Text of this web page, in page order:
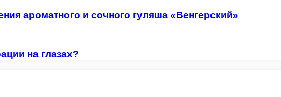
ароматного и сочного гуляша «Венгерский»
на глазах?